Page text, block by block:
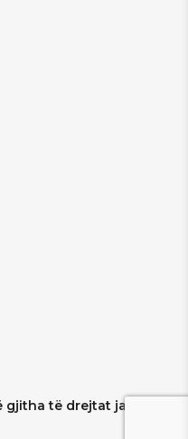
gjitha të drejtat janë të